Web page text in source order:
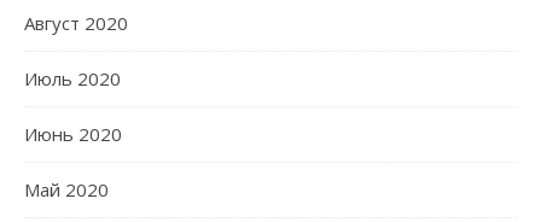
Август 2020
Июль 2020
Июнь 2020
Май 2020